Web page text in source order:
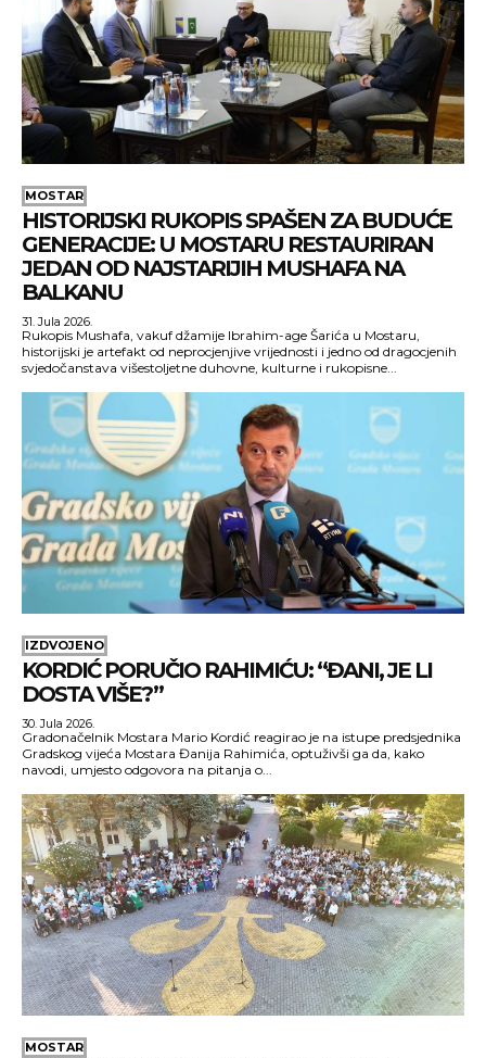
MOSTAR
HISTORIJSKI RUKOPIS SPAŠEN ZA BUDUĆE
GENERACIJE: U MOSTARU RESTAURIRAN
JEDAN OD NAJSTARIJIH MUSHAFA NA
BALKANU
31. Jula 2026.
Rukopis Mushafa, vakuf džamije Ibrahim-age Šarića u Mostaru,
historijski je artefakt od neprocjenjive vrijednosti i jedno od dragocjenih
svjedočanstava višestoljetne duhovne, kulturne i rukopisne...
IZDVOJENO
KORDIĆ PORUČIO RAHIMIĆU: “ĐANI, JE LI
DOSTA VIŠE?”
30. Jula 2026.
Gradonačelnik Mostara Mario Kordić reagirao je na istupe predsjednika
Gradskog vijeća Mostara Đanija Rahimića, optuživši ga da, kako
navodi, umjesto odgovora na pitanja o...
MOSTAR